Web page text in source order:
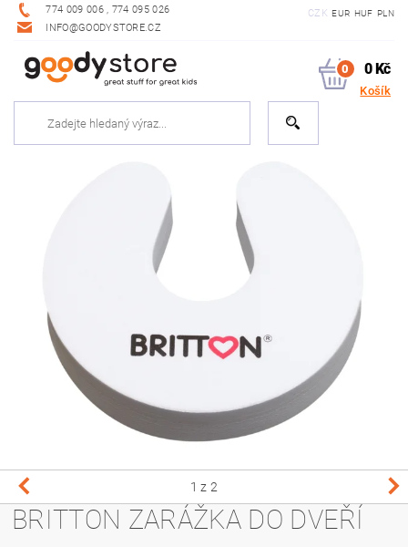
774 009 006 , 774 095 026
INFO@GOODYSTORE.CZ
CZK EUR HUF PLN
0 0 Kč
Košík
1 z 2
BRITTON ZARÁŽKA DO DVEŘÍ